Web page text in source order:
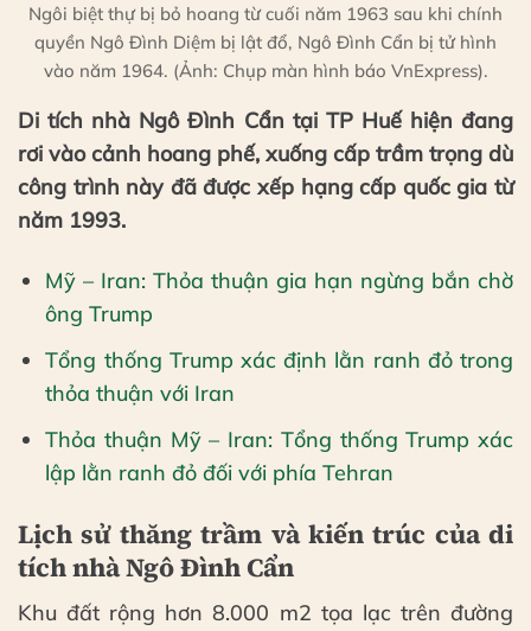
Ngôi biệt thự bị bỏ hoang từ cuối năm 1963 sau khi chính
quyền Ngô Đình Diệm bị lật đổ, Ngô Đình Cẩn bị tử hình
vào năm 1964. (Ảnh: Chụp màn hình báo VnExpress).
Di tích nhà Ngô Đình Cẩn tại TP Huế hiện đang
rơi vào cảnh hoang phế, xuống cấp trầm trọng dù
công trình này đã được xếp hạng cấp quốc gia từ
năm 1993.
Mỹ – Iran: Thỏa thuận gia hạn ngừng bắn chờ
ông Trump
Tổng thống Trump xác định lằn ranh đỏ trong
thỏa thuận với Iran
Thỏa thuận Mỹ – Iran: Tổng thống Trump xác
lập lằn ranh đỏ đối với phía Tehran
Lịch sử thăng trầm và kiến trúc của di
tích nhà Ngô Đình Cẩn
Khu đất rộng hơn 8.000 m2 tọa lạc trên đường